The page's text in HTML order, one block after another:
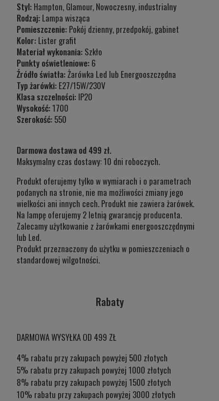
Styl: Hampton, Glamour, Nowoczesny, industrialny
Rodzaj: Lampa wisząca
Pomieszczenie: Pokój dzienny, przedpokój, gabinet
Kolor: Lister grafit
Materiał wykonania: Szkło
Punkty oświetleniowe: 6
Źródło światła:Żarówka Led lub Energooszczędna
Typ żarówki: E27/15W/230V
Klasa szczelności: IP20
Wysokość:1700
Szerokość: 550
Darmowa dostawa od 499 zł.
Maksymalny czas dostawy: 10 dni roboczych.
Produkt oferujemy tylko w wymiarach i o parametrach
podanych na stronie, nie ma możliwości zmiany jego
wielkości ani innych cech. Produkt nie zawiera żarówek.
Na lampę oferujemy 2 letnią gwarancję producenta.
Zalecamy użytkowanie z żarówkami energooszczędnymi
lub Led.
Produkt przeznaczony do użytku w pomieszczeniach o
standardowej wilgotności.
Rabaty
DARMOWA WYSYŁKA OD 499 ZŁ
4% rabatu przy zakupach powyżej 500 złotych
5% rabatu przy zakupach powyżej 1000 złotych
8% rabatu przy zakupach powyżej 1500 złotych
10% rabatu przy zakupach powyżej 3000 złotych